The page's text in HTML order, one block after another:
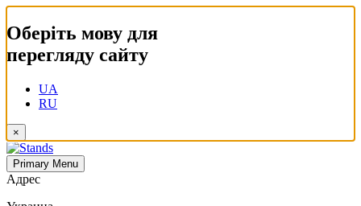
Оберіть мову для
перегляду сайту
UA
RU
×
Primary Menu
Адрес